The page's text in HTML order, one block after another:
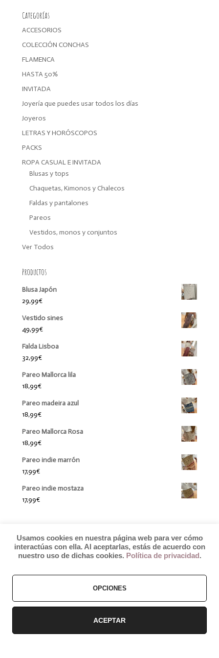
Categorías
ACCESORIOS
COLECCIÓN CONCHAS
FLAMENCA
HASTA 50%
INVITADA
Joyería que puedes usar todos los días
Joyeros
LETRAS Y HORÓSCOPOS
PACKS
ROPA CASUAL E INVITADA
Blusas y tops
Chaquetas, Kimonos y Chalecos
Faldas y pantalones
Pareos
Vestidos, monos y conjuntos
Ver Todos
Productos
Blusa Japón
29,99€
Vestido sines
49,99€
Falda Lisboa
32,99€
Pareo Mallorca lila
18,99€
Pareo madeira azul
18,99€
Pareo Mallorca Rosa
18,99€
Pareo indie marrón
17,99€
Pareo indie mostaza
17,99€
© 2019 by Débora Colette
Términos y Condiciones–Pagos y Envíos–Cambios y Devoluciones
Usamos cookies en nuestra página web para ver cómo
interactúas con ella. Al aceptarlas, estás de acuerdo con
nuestro uso de dichas cookies. Política de privacidad .
OPCIONES
ACEPTAR